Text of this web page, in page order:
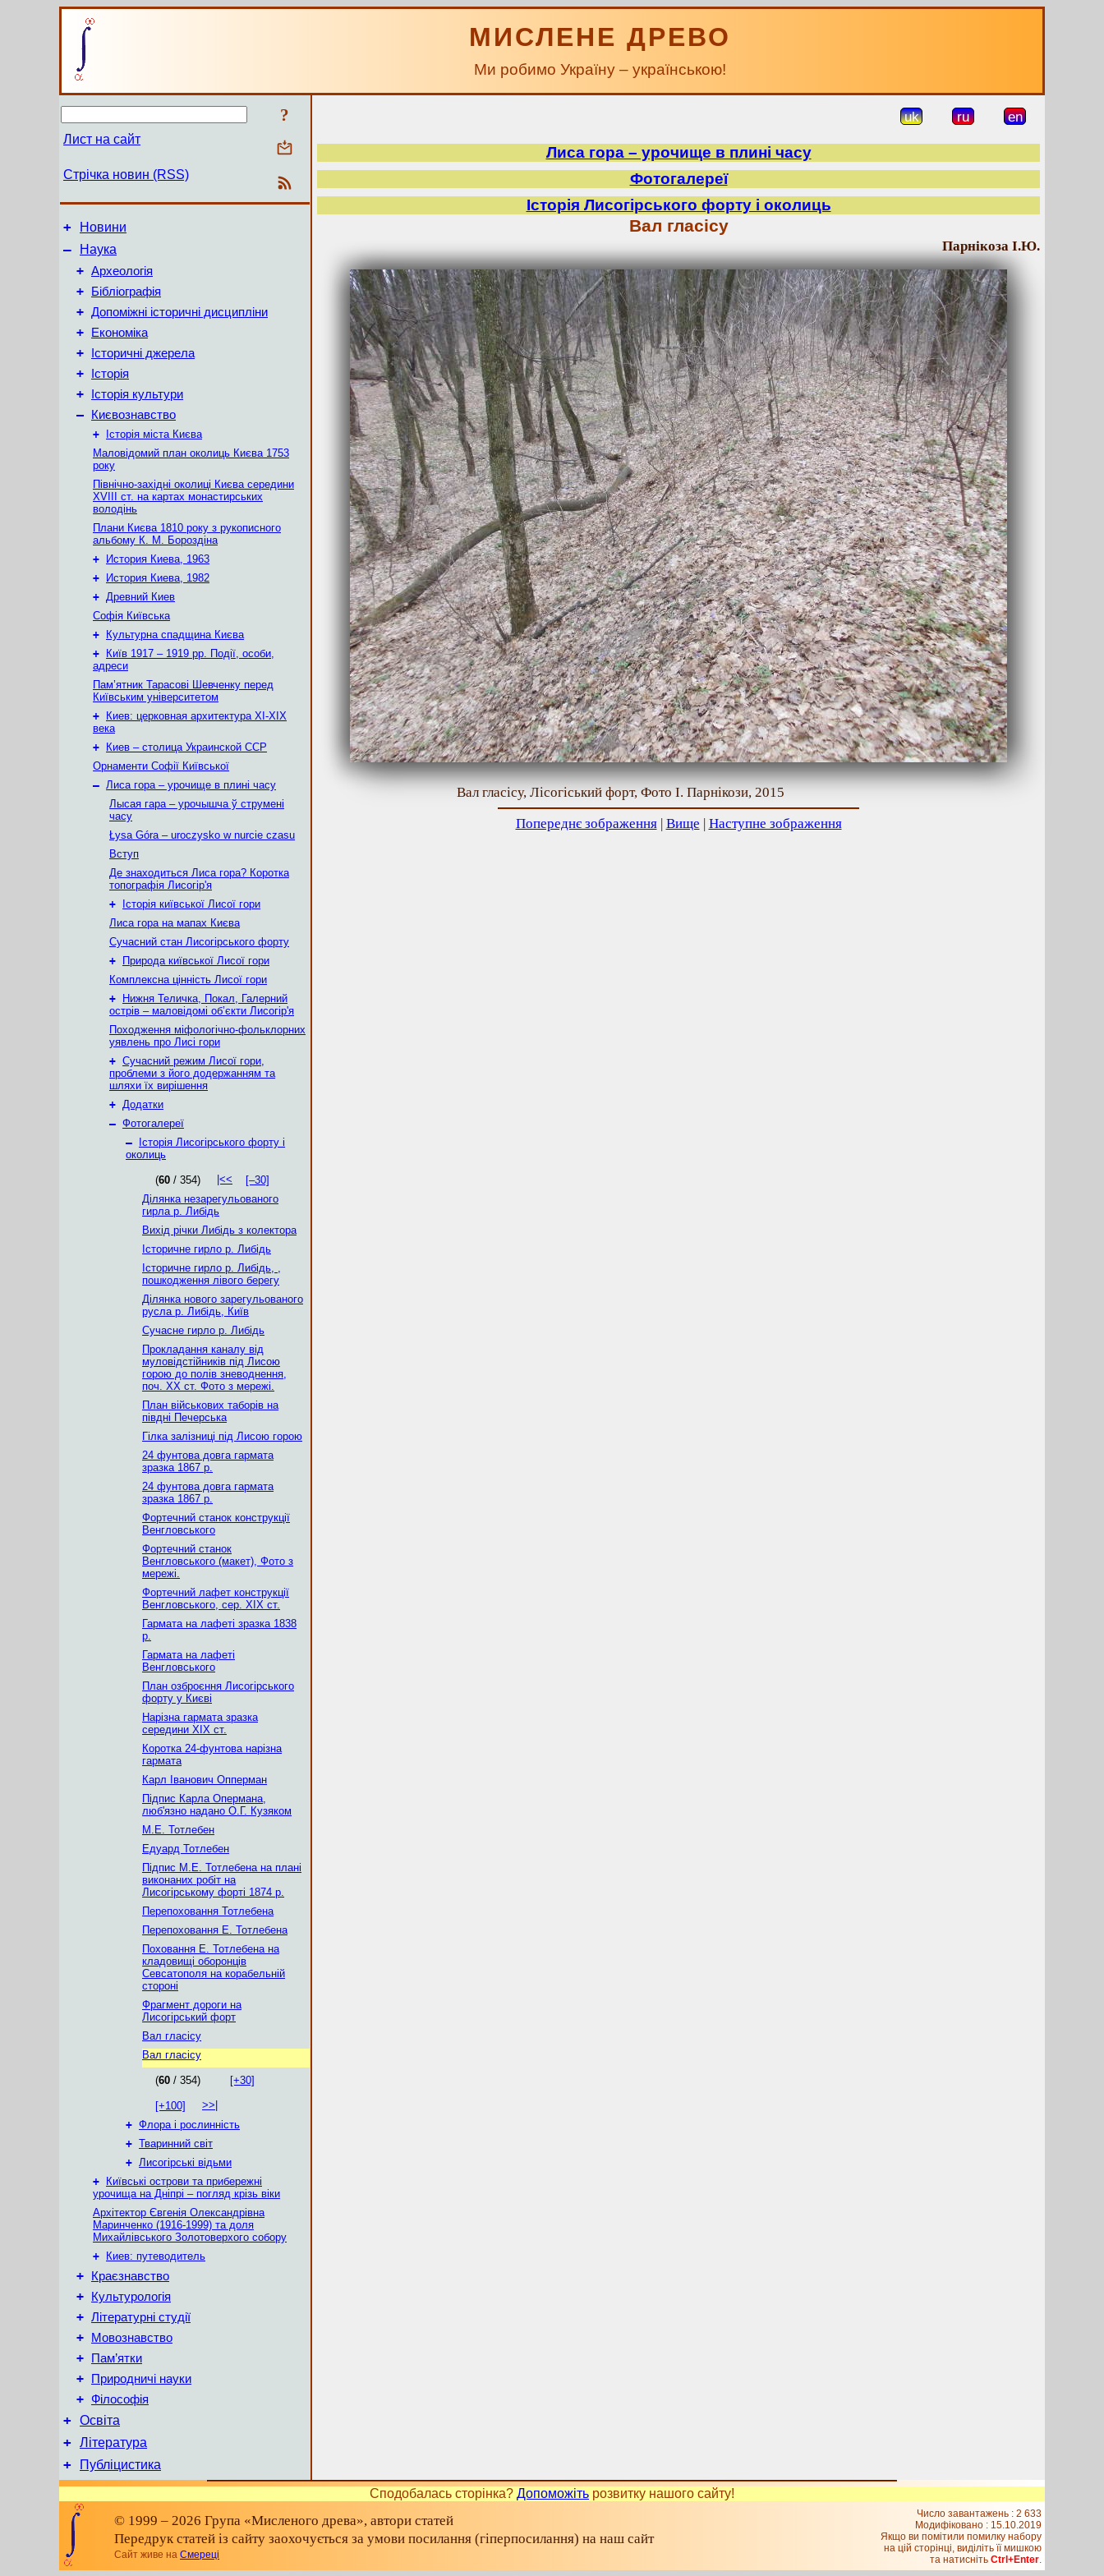
МИСЛЕНЕ ДРЕВО
Ми робимо Україну – українською!
?
Лист на сайт
Стрічка новин (RSS)
+ Новини
–
Наука
+ Археологія
+ Бібліографія
+ Допоміжні історичні дисципліни
+ Економіка
+ Історичні джерела
+ Історія
+ Історія культури
– Києвознавство
+
Історія міста Києва
Маловідомий план околиць Києва 1753
року
Північно-західні околиці Києва середини
XVIII ст. на картах монастирських
володінь
Плани Києва 1810 року з рукописного
альбому К. М. Бороздіна
+
История Киева, 1963
+
История Киева, 1982
+ Древний Киев
Софія Київська
+
Культурна спадщина Києва
+
Київ 1917 – 1919 рр. Події, особи,
адреси
Пам’ятник Тарасові Шевченку перед
Київським університетом
+
Киев: церковная архитектура XI-XIX
века
+
Киев – столица Украинской ССР
Орнаменти Софії Київської
– Лиса гора – урочище в плині часу
Лысая гара – урочышча ў струмені
часу
Łysa Góra – uroczysko w nurcie czasu
Вступ
Де знаходиться Лиса гора? Коротка
топографія Лисогір'я
+
Історія київської Лисої гори
Лиса гора на мапах Києва
Сучасний стан Лисогірського форту
+
Природа київської Лисої гори
Комплексна цінність Лисої гори
+
Нижня Теличка, Покал, Галерний
острів – маловідомі об’єкти Лисогір'я
Походження міфологічно-фольклорних
уявлень про Лисі гори
+ Сучасний режим Лисої гори,
проблеми з його додержанням та
шляхи їх вирішення
+ Додатки
– Фотогалереї
–
Історія Лисогірського форту і
околиць
(60 / 354) |<<
[–30]
Ділянка незарегульованого
гирла р. Либідь
Вихід річки Либідь з колектора
Історичне гирло р. Либідь
Історичне гирло р. Либідь, ,
пошкодження лівого берегу
Ділянка нового зарегульованого
русла р. Либідь, Київ
Сучасне гирло р. Либідь
Прокладання каналу від
муловідстійників під Лисою
горою до полів зневоднення,
поч. ХХ ст. Фото з мережі.
План військових таборів на
півдні Печерська
Гілка залізниці під Лисою горою
24 фунтова довга гармата
зразка 1867 р.
24 фунтова довга гармата
зразка 1867 р.
Фортечний станок конструкції
Венгловського
Фортечний станок
Венгловського (макет), Фото з
мережі.
Фортечний лафет конструкції
Венгловського, сер. ХІХ ст.
Гармата на лафеті зразка 1838
р.
Гармата на лафеті
Венгловського
План озброєння Лисогірського
форту у Києві
Нарізна гармата зразка
середини ХІХ ст.
Коротка 24-фунтова нарізна
гармата
Карл Іванович Опперман
Підпис Карла Опермана,
люб'язно надано О.Г. Кузяком
М.Е. Тотлебен
Едуард Тотлебен
Підпис М.Е. Тотлебена на плані
виконаних робіт на
Лисогірському форті 1874 р.
Перепоховання Тотлебена
Перепоховання Е. Тотлебена
Поховання Е. Тотлебена на
кладовищі оборонців
Севсатополя на корабельній
стороні
Фрагмент дороги на
Лисогірський форт
Вал гласісу
Вал гласісу
(60 / 354) [+30]
[+100]
>>|
+ Флора і рослинність
+ Тваринний світ
+ Лисогірські відьми
+
Київські острови та прибережні
урочища на Дніпрі – погляд крізь віки
Архітектор Євгенія Олександрівна
Маринченко (1916-1999) та доля
Михайлівського Золотоверхого собору
+
Киев: путеводитель
+ Краєзнавство
+ Культурологія
+ Літературні студії
+ Мовознавство
+ Пам’ятки
+ Природничі науки
+ Філософія
+ Освіта
+ Література
+ Публіцистика
uk ru en
Лиса гора – урочище в плині часу
Фотогалереї
Історія Лисогірського форту і околиць
Вал гласісу
Парнікоза І.Ю.
Вал гласісу, Лісогіський форт, Фото І. Парнікози, 2015
Попереднє зображення| Вище | Наступне зображення
Сподобалась сторінка? Допоможіть розвитку нашого сайту!
© 1999 – 2026 Група «Мисленого древа», автори статей
Передрук статей із сайту заохочується за умови посилання (гіперпосилання) на наш сайт
Сайт живе на Смереці
Число завантажень : 2 633
Модифіковано : 15.10.2019
Якщо ви помітили помилку набору
на цiй сторiнцi, видiлiть її мишкою
та натисніть Ctrl+Enter.